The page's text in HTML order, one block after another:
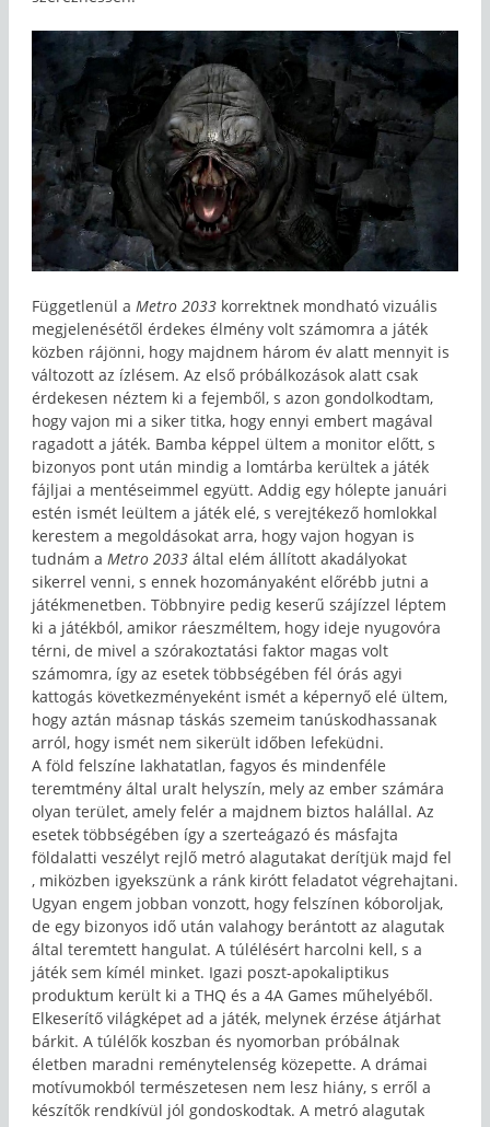
Függetlenül a Metro 2033 korrektnek mondható vizuális
megjelenésétől érdekes élmény volt számomra a játék
közben rájönni, hogy majdnem három év alatt mennyit is
változott az ízlésem. Az első próbálkozások alatt csak
érdekesen néztem ki a fejemből, s azon gondolkodtam,
hogy vajon mi a siker titka, hogy ennyi embert magával
ragadott a játék. Bamba képpel ültem a monitor előtt, s
bizonyos pont után mindig a lomtárba kerültek a játék
fájljai a mentéseimmel együtt. Addig egy hólepte januári
estén ismét leültem a játék elé, s verejtékező homlokkal
kerestem a megoldásokat arra, hogy vajon hogyan is
tudnám a Metro 2033 által elém állított akadályokat
sikerrel venni, s ennek hozományaként előrébb jutni a
játékmenetben. Többnyire pedig keserű szájízzel léptem
ki a játékból, amikor ráeszméltem, hogy ideje nyugovóra
térni, de mivel a szórakoztatási faktor magas volt
számomra, így az esetek többségében fél órás agyi
kattogás következményeként ismét a képernyő elé ültem,
hogy aztán másnap táskás szemeim tanúskodhassanak
arról, hogy ismét nem sikerült időben lefeküdni.
A föld felszíne lakhatatlan, fagyos és mindenféle
teremtmény által uralt helyszín, mely az ember számára
olyan terület, amely felér a majdnem biztos halállal. Az
esetek többségében így a szerteágazó és másfajta
földalatti veszélyt rejlő metró alagutakat derítjük majd fel
, miközben igyekszünk a ránk kirótt feladatot végrehajtani.
Ugyan engem jobban vonzott, hogy felszínen kóboroljak,
de egy bizonyos idő után valahogy berántott az alagutak
által teremtett hangulat. A túlélésért harcolni kell, s a
játék sem kímél minket. Igazi poszt-apokaliptikus
produktum került ki a THQ és a 4A Games műhelyéből.
Elkeserítő világképet ad a játék, melynek érzése átjárhat
bárkit. A túlélők koszban és nyomorban próbálnak
életben maradni reménytelenség közepette. A drámai
motívumokból természetesen nem lesz hiány, s erről a
készítők rendkívül jól gondoskodtak. A metró alagutak